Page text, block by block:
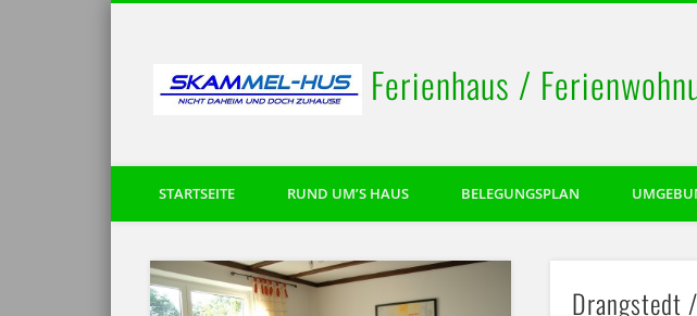
Ferienhaus /
STARTSEITE RUND UM’S HAUS BELEGUNGSPLAN
Drangstedt